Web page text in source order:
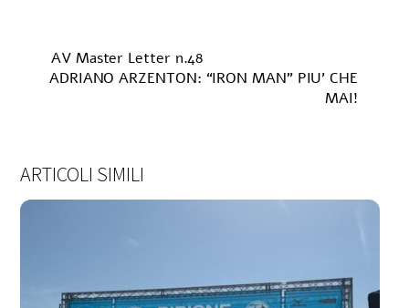
AV Master Letter n.48
ADRIANO ARZENTON: “IRON MAN” PIU’ CHE
MAI!
ARTICOLI SIMILI